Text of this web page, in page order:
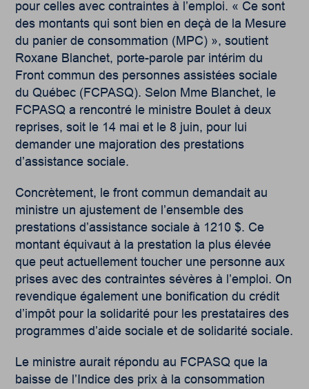
pour celles avec contraintes à l’emploi. « Ce sont
des montants qui sont bien en deçà de la Mesure
du panier de consommation (MPC) », soutient
Roxane Blanchet, porte-parole par intérim du
Front commun des personnes assistées sociale
du Québec (FCPASQ). Selon Mme Blanchet, le
FCPASQ a rencontré le ministre Boulet à deux
reprises, soit le 14 mai et le 8 juin, pour lui
demander une majoration des prestations
d’assistance sociale.
Concrètement, le front commun demandait au
ministre un ajustement de l’ensemble des
prestations d’assistance sociale à 1210 $. Ce
montant équivaut à la prestation la plus élevée
que peut actuellement toucher une personne aux
prises avec des contraintes sévères à l’emploi. On
revendique également une bonification du crédit
d’impôt pour la solidarité pour les prestataires des
programmes d’aide sociale et de solidarité sociale.
Le ministre aurait répondu au FCPASQ que la
baisse de l’Indice des prix à la consommation